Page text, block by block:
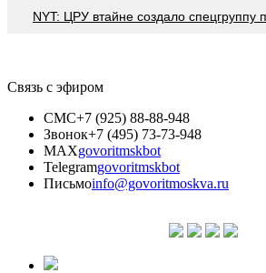
NYT: ЦРУ втайне создало спецгруппу
Связь с эфиром
СМС+7 (925) 88-88-948
Звонок+7 (495) 73-73-948
MAXgovoritmskbot
Telegramgovoritmskbot
Письмоinfo@govoritmoskva.ru